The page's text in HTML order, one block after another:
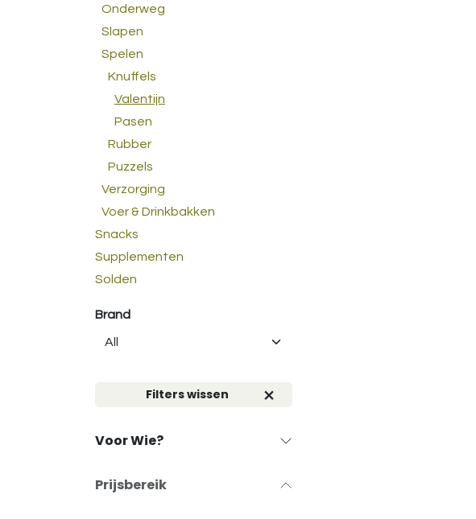
Onderweg
Slapen
Spelen
Knuffels
Valentijn
Pasen
Rubber
Puzzels
Verzorging
Voer & Drinkbakken
Snacks
Supplementen
Solden
Brand
Filters wissen
Voor Wie?
Prijsbereik